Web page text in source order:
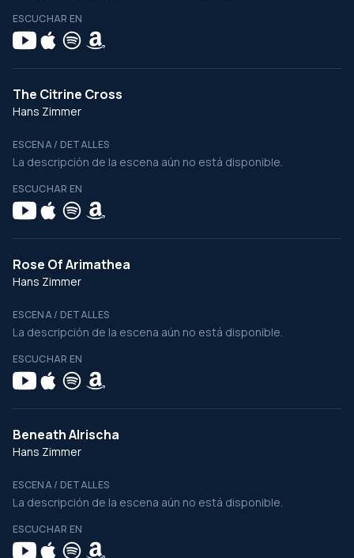
ESCUCHAR EN
The Citrine Cross
Hans Zimmer
ESCENA / DETALLES
La descripción de la escena aún no está disponible.
ESCUCHAR EN
Rose Of Arimathea
Hans Zimmer
ESCENA / DETALLES
La descripción de la escena aún no está disponible.
ESCUCHAR EN
Beneath Alrischa
Hans Zimmer
ESCENA / DETALLES
La descripción de la escena aún no está disponible.
ESCUCHAR EN